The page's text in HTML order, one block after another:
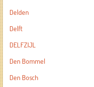
Delden
Delft
DELFZIJL
Den Bommel
Den Bosch